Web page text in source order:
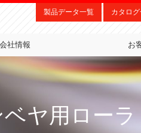
製品データ一覧 カタロ
会社情報 お
ヤ用ローラ